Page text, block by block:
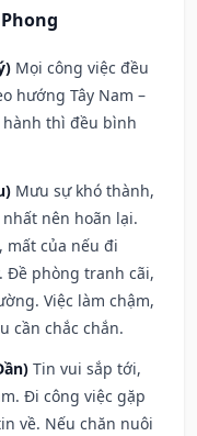
Mọi công việc đều
hướng Tây Nam –
thì đều bình
Mưu sự khó thành,
nên hoãn lại.
mất của nếu đi
Đề phòng tranh cãi,
Việc làm chậm,
cần chắc chắn.
Tin vui sắp tới,
Đi công việc gặp
về. Nếu chăn nuôi